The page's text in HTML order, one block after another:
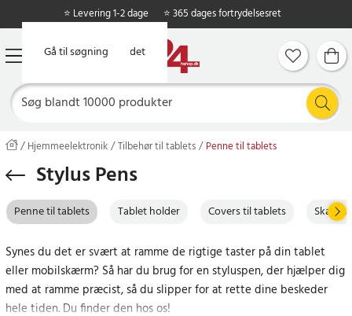
Gå til hovedindholdet
Gå til søgning
⭐ Levering 1-2 dage ⭐ 365 dages fortrydelsesret
Hjemmeelektronik Tilbehør til tablets Penne til tablets
Stylus Pens
Penne til tablets Tablet holder Covers til tablets
Synes du det er svært at ramme de rigtige taster på din tablet
eller mobilskærm? Så har du brug for en styluspen, der hjælper dig
med at ramme præcist, så du slipper for at rette dine beskeder
hele tiden. Du finder den hos os!